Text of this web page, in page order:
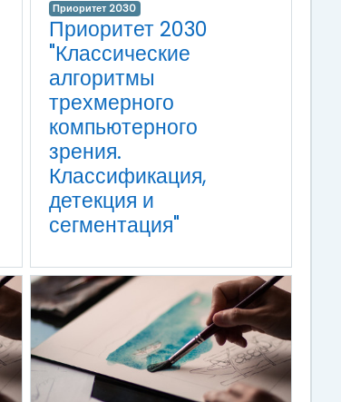
Приоритет 2030
Приоритет 2030
"Классические
алгоритмы
трехмерного
компьютерного
зрения.
Классификация,
детекция и
сегментация"